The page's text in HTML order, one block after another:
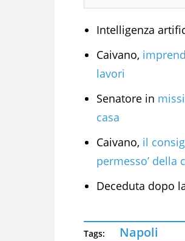
Intelligenza
Caivano,
lavori
Senatore in
casa
Caivano, il
permesso’ della
Deceduta dopo
Tags: Napoli